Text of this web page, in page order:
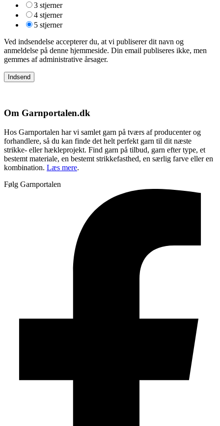
3 stjerner
4 stjerner
5 stjerner
Ved indsendelse accepterer du, at vi publiserer dit navn og
anmeldelse på denne hjemmeside. Din email publiseres ikke, men
gemmes af administrative årsager.
Om Garnportalen.dk
Hos Garnportalen har vi samlet garn på tværs af producenter og
forhandlere, så du kan finde det helt perfekt garn til dit næste
strikke- eller hækleprojekt. Find garn på tilbud, garn efter type, et
bestemt materiale, en bestemt strikkefasthed, en særlig farve eller en
kombination. Læs mere.
Følg Garnportalen